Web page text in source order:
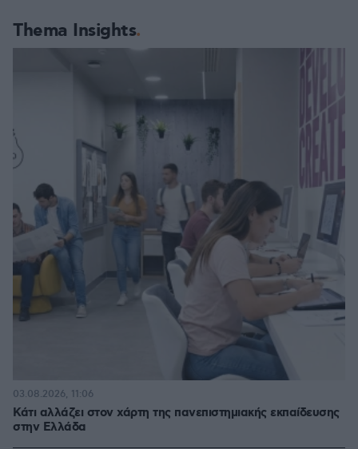
Thema Insights
Κάτι αλλάζει στον χάρτη της πανεπιστημιακής εκπαίδευσης
στην Ελλάδα
03.08.2026, 11:06